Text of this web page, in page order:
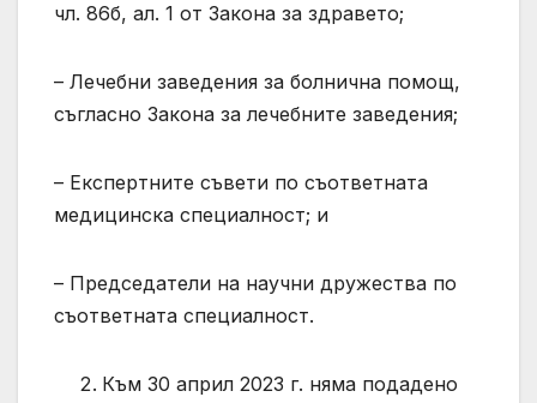
чл. 86б, ал. 1 от Закона за здравето;
– Лечебни заведения за болнична помощ,
съгласно Закона за лечебните заведения;
– Експертните съвети по съответната
медицинска специалност; и
– Председатели на научни дружества по
съответната специалност.
Към 30 април 2023 г. няма подадено